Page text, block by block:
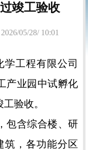
竣工验收
05/28/ 10:01
工程有限公司
产业园中试孵化
验收。
含综合楼、研
筑，各功能分区